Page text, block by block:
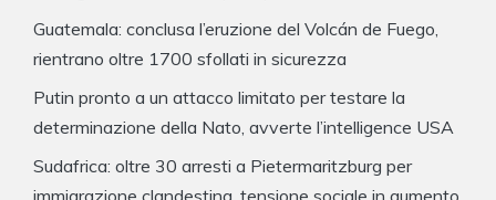
Guatemala: conclusa l’eruzione del Volcán de Fuego,
rientrano oltre 1700 sfollati in sicurezza
Putin pronto a un attacco limitato per testare la
determinazione della Nato, avverte l’intelligence USA
Sudafrica: oltre 30 arresti a Pietermaritzburg per
immigrazione clandestina, tensione sociale in aumento